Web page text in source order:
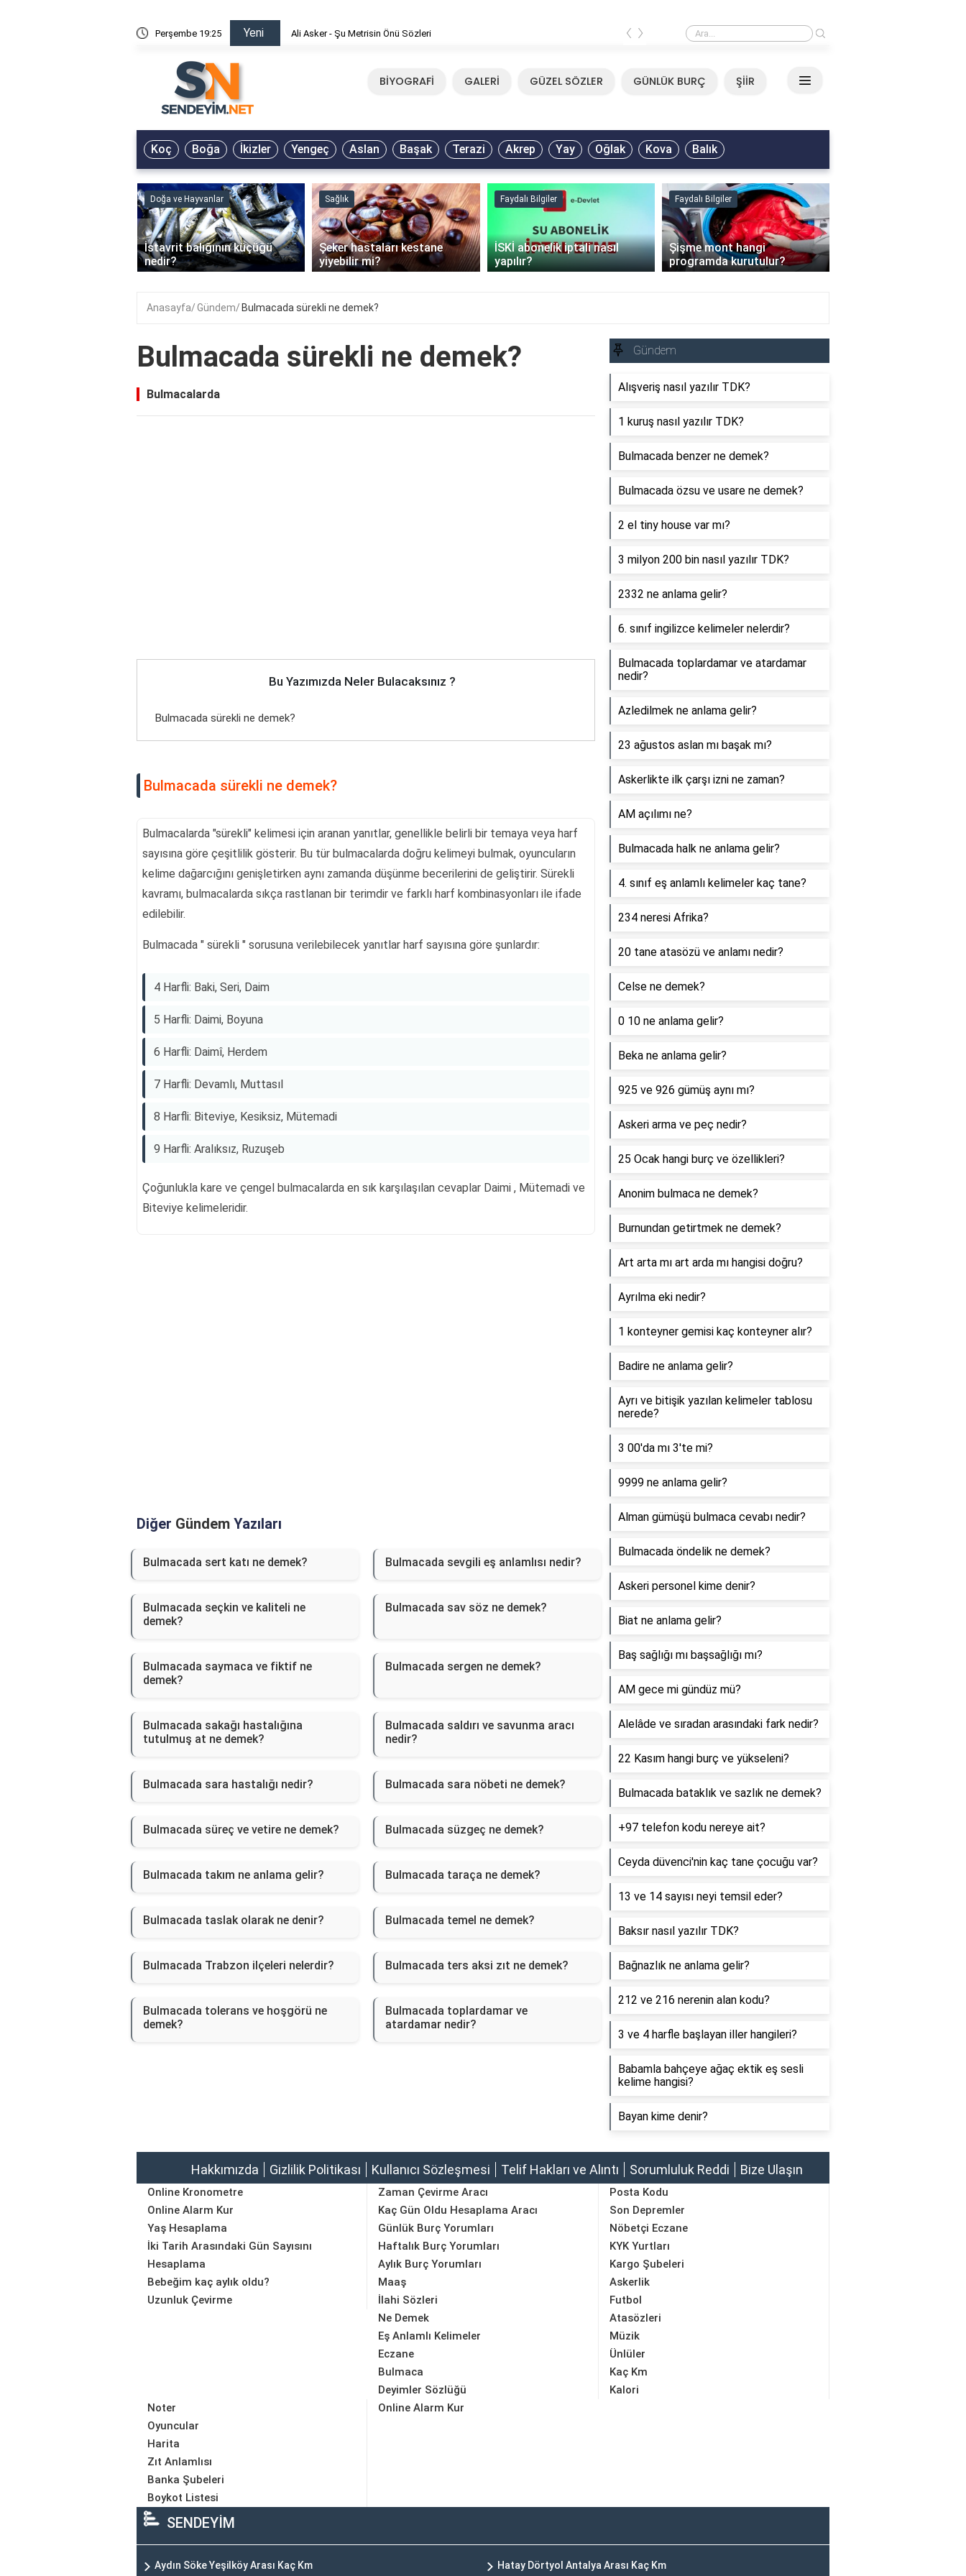
Perşembe 19:25 Yeni Ali Asker - Şu Metrisin Önü Sözleri Mirkelam - Tavla Sözleri
‹ ›
BİYOGRAFİ GALERİ GÜZEL SÖZLER GÜNLÜK BURÇ ŞİİR
Koç Boğa İkizler Yengeç Aslan Başak Terazi Akrep Yay Oğlak Kova Balık
Doğa ve Hayvanlar
İstavrit balığının küçüğü
nedir?
Sağlık
Şeker hastaları kestane
yiyebilir mi?
Faydalı Bilgiler
İSKİ abonelik iptali nasıl
yapılır?
Faydalı Bilgiler
Şişme mont hangi
programda kurutulur?
‹ ›
Anasayfa Gündem Bulmacada sürekli ne demek?
Bulmacada sürekli ne demek?
Bulmacalarda
Bu Yazımızda Neler Bulacaksınız ?
Bulmacada sürekli ne demek?
Bulmacada sürekli ne demek?
Bulmacalarda "sürekli" kelimesi için aranan yanıtlar, genellikle belirli bir temaya veya harf
sayısına göre çeşitlilik gösterir. Bu tür bulmacalarda doğru kelimeyi bulmak, oyuncuların
kelime dağarcığını genişletirken aynı zamanda düşünme becerilerini de geliştirir. Sürekli
kavramı, bulmacalarda sıkça rastlanan bir terimdir ve farklı harf kombinasyonları ile ifade
edilebilir.
Bulmacada " sürekli " sorusuna verilebilecek yanıtlar harf sayısına göre şunlardır:
4 Harfli: Baki, Seri, Daim
5 Harfli: Daimi, Boyuna
6 Harfli: Daimî, Herdem
7 Harfli: Devamlı, Muttasıl
8 Harfli: Biteviye, Kesiksiz, Mütemadi
9 Harfli: Aralıksız, Ruzuşeb
Çoğunlukla kare ve çengel bulmacalarda en sık karşılaşılan cevaplar Daimi , Mütemadi ve
Biteviye kelimeleridir.
Diğer Gündem Yazıları
Bulmacada sert katı ne demek? Bulmacada sevgili eş anlamlısı nedir?
Bulmacada seçkin ve kaliteli ne
demek?
Bulmacada sav söz ne demek?
Bulmacada saymaca ve fiktif ne
demek?
Bulmacada sergen ne demek?
Bulmacada sakağı hastalığına
tutulmuş at ne demek?
Bulmacada saldırı ve savunma aracı
nedir?
Bulmacada sara hastalığı nedir? Bulmacada sara nöbeti ne demek?
Bulmacada süreç ve vetire ne demek? Bulmacada süzgeç ne demek?
Bulmacada takım ne anlama gelir? Bulmacada taraça ne demek?
Bulmacada taslak olarak ne denir? Bulmacada temel ne demek?
Bulmacada Trabzon ilçeleri nelerdir? Bulmacada ters aksi zıt ne demek?
Bulmacada tolerans ve hoşgörü ne
demek?
Bulmacada toplardamar ve
atardamar nedir?
Gündem
Alışveriş nasıl yazılır TDK?
1 kuruş nasıl yazılır TDK?
Bulmacada benzer ne demek?
Bulmacada özsu ve usare ne demek?
2 el tiny house var mı?
3 milyon 200 bin nasıl yazılır TDK?
2332 ne anlama gelir?
6. sınıf ingilizce kelimeler nelerdir?
Bulmacada toplardamar ve atardamar
nedir?
Azledilmek ne anlama gelir?
23 ağustos aslan mı başak mı?
Askerlikte ilk çarşı izni ne zaman?
AM açılımı ne?
Bulmacada halk ne anlama gelir?
4. sınıf eş anlamlı kelimeler kaç tane?
234 neresi Afrika?
20 tane atasözü ve anlamı nedir?
Celse ne demek?
0 10 ne anlama gelir?
Beka ne anlama gelir?
925 ve 926 gümüş aynı mı?
Askeri arma ve peç nedir?
25 Ocak hangi burç ve özellikleri?
Anonim bulmaca ne demek?
Burnundan getirtmek ne demek?
Art arta mı art arda mı hangisi doğru?
Ayrılma eki nedir?
1 konteyner gemisi kaç konteyner alır?
Badire ne anlama gelir?
Ayrı ve bitişik yazılan kelimeler tablosu
nerede?
3 00'da mı 3'te mi?
9999 ne anlama gelir?
Alman gümüşü bulmaca cevabı nedir?
Bulmacada öndelik ne demek?
Askeri personel kime denir?
Biat ne anlama gelir?
Baş sağlığı mı başsağlığı mı?
AM gece mi gündüz mü?
Alelâde ve sıradan arasındaki fark nedir?
22 Kasım hangi burç ve yükseleni?
Bulmacada bataklık ve sazlık ne demek?
+97 telefon kodu nereye ait?
Ceyda düvenci'nin kaç tane çocuğu var?
13 ve 14 sayısı neyi temsil eder?
Baksır nasıl yazılır TDK?
Bağnazlık ne anlama gelir?
212 ve 216 nerenin alan kodu?
3 ve 4 harfle başlayan iller hangileri?
Babamla bahçeye ağaç ektik eş sesli
kelime hangisi?
Bayan kime denir?
Hakkımızda Gizlilik Politikası Kullanıcı Sözleşmesi Telif Hakları ve Alıntı Sorumluluk Reddi Bize Ulaşın
Online Kronometre
Online Alarm Kur
Yaş Hesaplama
İki Tarih Arasındaki Gün Sayısını
Hesaplama
Bebeğim kaç aylık oldu?
Uzunluk Çevirme
Zaman Çevirme Aracı
Kaç Gün Oldu Hesaplama Aracı
Günlük Burç Yorumları
Haftalık Burç Yorumları
Aylık Burç Yorumları
Maaş
Posta Kodu
Son Depremler
Nöbetçi Eczane
KYK Yurtları
Kargo Şubeleri
Askerlik
İlahi Sözleri
Ne Demek
Eş Anlamlı Kelimeler
Eczane
Bulmaca
Deyimler Sözlüğü
Futbol
Atasözleri
Müzik
Ünlüler
Kaç Km
Kalori
Noter
Oyuncular
Harita
Zıt Anlamlısı
Banka Şubeleri
Boykot Listesi
Online Alarm Kur
SENDEYİM
Aydın Söke Yeşilköy Arası Kaç Km Hatay Dörtyol Antalya Arası Kaç Km